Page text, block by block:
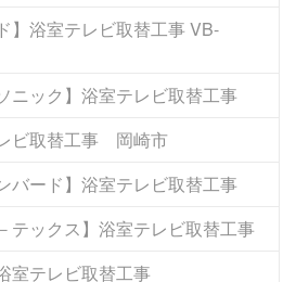
】浴室テレビ取替工事 VB-
ニック】浴室テレビ取替工事
ビ取替工事 岡崎市
バード】浴室テレビ取替工事
テックス】浴室テレビ取替工事
室テレビ取替工事